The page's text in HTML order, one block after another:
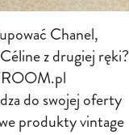
Chanel,
z drugiej ręki?
do swojej oferty
produkty vintage